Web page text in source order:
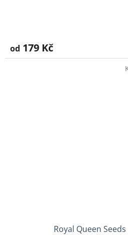
od 179 Kč
Royal Queen